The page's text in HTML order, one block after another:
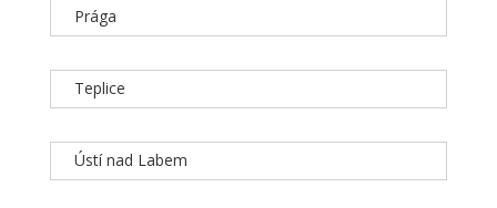
Prága
Teplice
Ústí nad Labem